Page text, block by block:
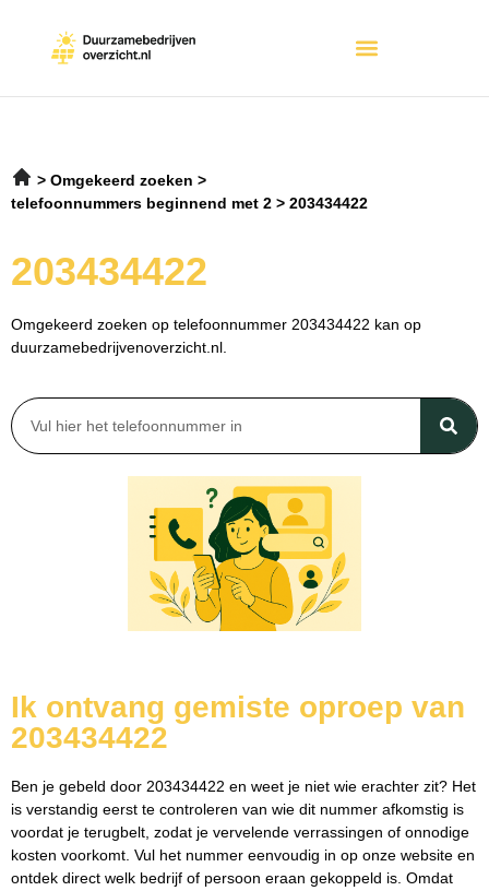
Omgekeerd zoeken
telefoonnummers beginnend met 2
203434422
203434422
Omgekeerd zoeken op telefoonnummer 203434422 kan op
duurzamebedrijvenoverzicht.nl.
Ik ontvang gemiste oproep van
203434422
Ben je gebeld door 203434422 en weet je niet wie erachter zit? Het
is verstandig eerst te controleren van wie dit nummer afkomstig is
voordat je terugbelt, zodat je vervelende verrassingen of onnodige
kosten voorkomt. Vul het nummer eenvoudig in op onze website en
ontdek direct welk bedrijf of persoon eraan gekoppeld is. Omdat